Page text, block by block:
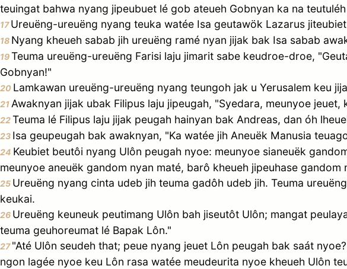
teuingat bahwa nyang jipeubuet lé gob ateueh Gobnyan ka na
17Ureuëng-ureuëng nyang teuka watée Isa geutawök Lazarus
18 Nyang kheueh sabab jih ureuëng ramé nyan jijak bak Isa sabab
19Teuma ureuëng-ureuëng Farisi laju jimarit sabe keudroe-droe,
Gobnyan!"
20 Lamkawan ureuëng-ureuëng nyang teungoh jak u Yerusalem keu
21 Awaknyan jijak ubak Filipus laju jipeugah, "Syedara, meunyoe
22Teuma lé Filipus laju jijak peugah hainyan bak Andreas, dan óh
23 Isa geupeugah bak awaknyan, "Ka watée jih Aneuëk Manusia
24 Keubiet beutôi nyang Ulôn peugah nyoe: meunyoe sianeuëk
meunyoe aneuëk gandom nyan maté, barô kheueh jipeuhase gandom
25 Ureuëng nyang cinta udeb jih teuma gadôh udeb jih. Teuma
keukai.
26 Ureuëng keuneuk peutimang Ulôn bah jiseutôt Ulôn; mangat
teuma geuhoreumat lé Bapak Lôn."
27"Até Ulôn seudeh that; peue nyang jeuet Lôn peugah bak saát
ngon lagée nyoe keu Lôn rasa watée meudeurita nyoe kheueh Ulôn